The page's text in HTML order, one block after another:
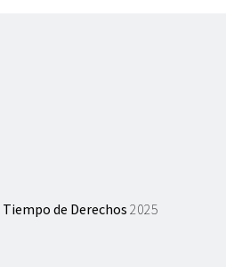
Tiempo de Derechos 2025